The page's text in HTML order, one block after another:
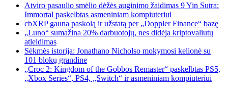
Atviro pasaulio smėlio dėžės auginimo žaidimas 9 Yin Sutra:
Immortal paskelbtas asmeniniam kompiuteriui
cbXRP gauna paskolą ir užstatą per „Doppler Finance“ bazę
„Luno“ sumažina 20% darbuotojų, nes didėja kriptovaliutų
atleidimas
Sėkmės istorija: Jonathano Nicholso mokymosi kelionė su
101 blokų grandine
„Croc 2: Kingdom of the Gobbos Remaster“ paskelbtas PS5,
„Xbox Series“, PS4, „Switch“ ir asmeniniam kompiuteriui